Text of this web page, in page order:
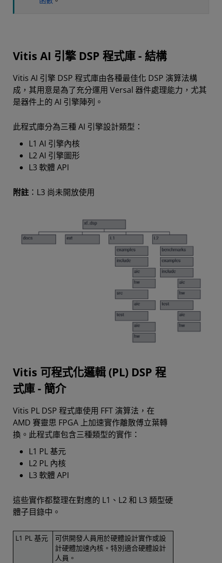
Vitis AI 引擎 DSP 程式庫 - 結構
Vitis AI 引擎 DSP 程式庫由各種最佳化 DSP 演算法構
成，其用意是為了充分運用 Versal 器件處理能力，尤其
是器件上的 AI 引擎陣列。
此程式庫分為三種 AI 引擎設計類型：
L1 AI 引擎內核
L2 AI 引擎圖形
L3 軟體 API
附註 ：L3 尚未開放使用
Vitis 可程式化邏輯 (PL) DSP 程
式庫 - 簡介
Vitis PL DSP 程式庫使用 FFT 演算法，在
AMD 賽靈思 FPGA 上加速實作離散傅立葉轉
換。此程式庫包含三種類型的實作：
L1 PL 基元
L2 PL 內核
L3 軟體 API
這些實作都整理在對應的 L1、L2 和 L3 類型硬
體子目錄中。
L1 PL 基元
可供開發人員用於硬體設計實作或設
計硬體加速內核。特別適合硬體設計
人員。